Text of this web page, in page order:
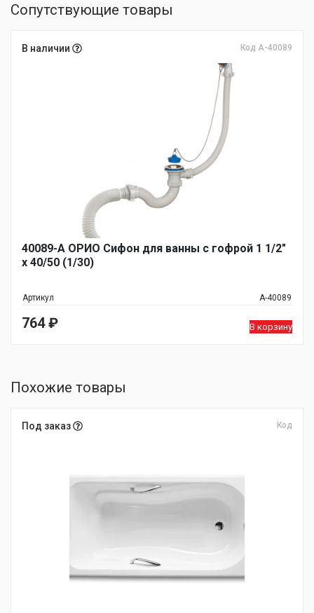
Сопутствующие товары
В наличии Код А-40089
40089-А ОРИО Сифон для ванны с гофрой 1 1/2"
х 40/50 (1/30)
Артикул А-40089
764₽ В корзину
Похожие товары
Под заказ Код